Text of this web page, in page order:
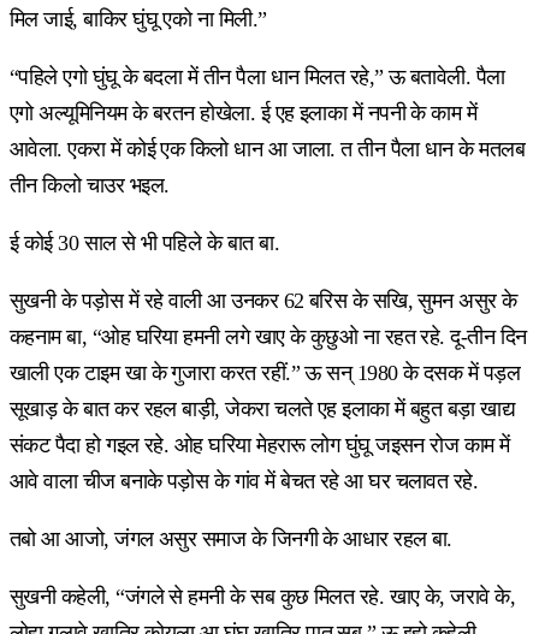
मिल जाई, बाकिर घुंघू एको ना मिली.”
“पहिले एगो घुंघू के बदला में तीन पैला धान मिलत रहे,” ऊ बतावेली. पैला
एगो अल्यूमिनियम के बरतन होखेला. ई एह इलाका में नपनी के काम में
आवेला. एकरा में कोई एक किलो धान आ जाला. त तीन पैला धान के मतलब
तीन किलो चाउर भइल.
ई कोई 30 साल से भी पहिले के बात बा.
सुखनी के पड़ोस में रहे वाली आ उनकर 62 बरिस के सखि, सुमन असुर के
कहनाम बा, “ओह घरिया हमनी लगे खाए के कुछुओ ना रहत रहे. दू-तीन दिन
खाली एक टाइम खा के गुजारा करत रहीं.” ऊ सन् 1980 के दसक में पड़ल
सूखाड़ के बात कर रहल बाड़ी, जेकरा चलते एह इलाका में बहुत बड़ा खाद्य
संकट पैदा हो गइल रहे. ओह घरिया मेहरारू लोग घुंघू जइसन रोज काम में
आवे वाला चीज बनाके पड़ोस के गांव में बेचत रहे आ घर चलावत रहे.
तबो आ आजो, जंगल असुर समाज के जिनगी के आधार रहल बा.
सुखनी कहेली, “जंगले से हमनी के सब कुछ मिलत रहे. खाए के, जरावे के,